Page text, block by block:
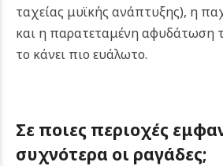
ταχείας μυϊκής ανάπτυξης), η
και η παρατεταμένη αφυδάτωση
το κάνει πιο ευάλωτο.
Σε ποιες περιοχές
συχνότερα οι ραγάδες;